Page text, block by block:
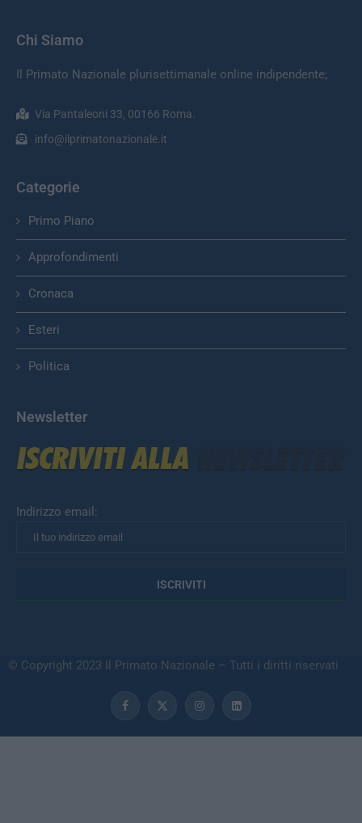
Chi Siamo
Il Primato Nazionale plurisettimanale online indipendente;
Via Pantaleoni 33, 00166 Roma.
info@ilprimatonazionale.it
Categorie
Primo Piano
Approfondimenti
Cronaca
Esteri
Politica
Newsletter
Indirizzo email:
© Copyright 2023 Il Primato Nazionale – Tutti i diritti riservati